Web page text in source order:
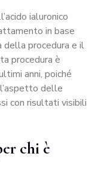
ialuronico
in base
procedura e il
procedura è
anni, poiché
delle
con risultati visibili
chi è